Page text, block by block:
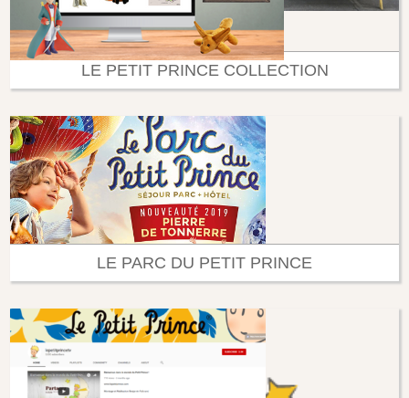
LE PETIT PRINCE COLLECTION
LE PARC DU PETIT PRINCE